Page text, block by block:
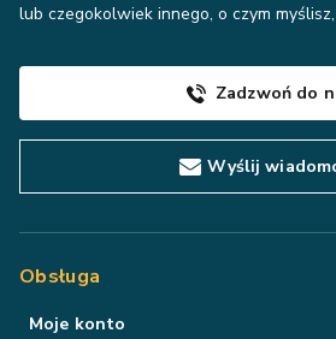
lub czegokolwiek innego, o czym
Zadzwoń do
Wyślij
Obsługa
Moje konto